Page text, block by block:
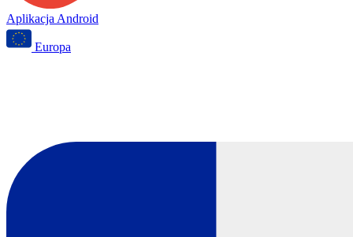
Aplikacja Android
Europa